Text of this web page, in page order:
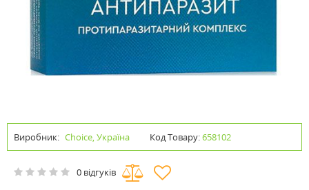
Виробник: Choice, Україна Код Товару:658102
0 відгуків